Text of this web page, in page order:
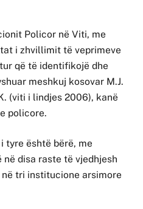
Policor në Viti, me
i zhvillimit të veprimeve
që të identifikojë dhe
meshkuj kosovar M.J.
(viti i lindjes 2006), kanë
policore.
tyre është bërë, me
disa raste të vjedhjesh
tri institucione arsimore